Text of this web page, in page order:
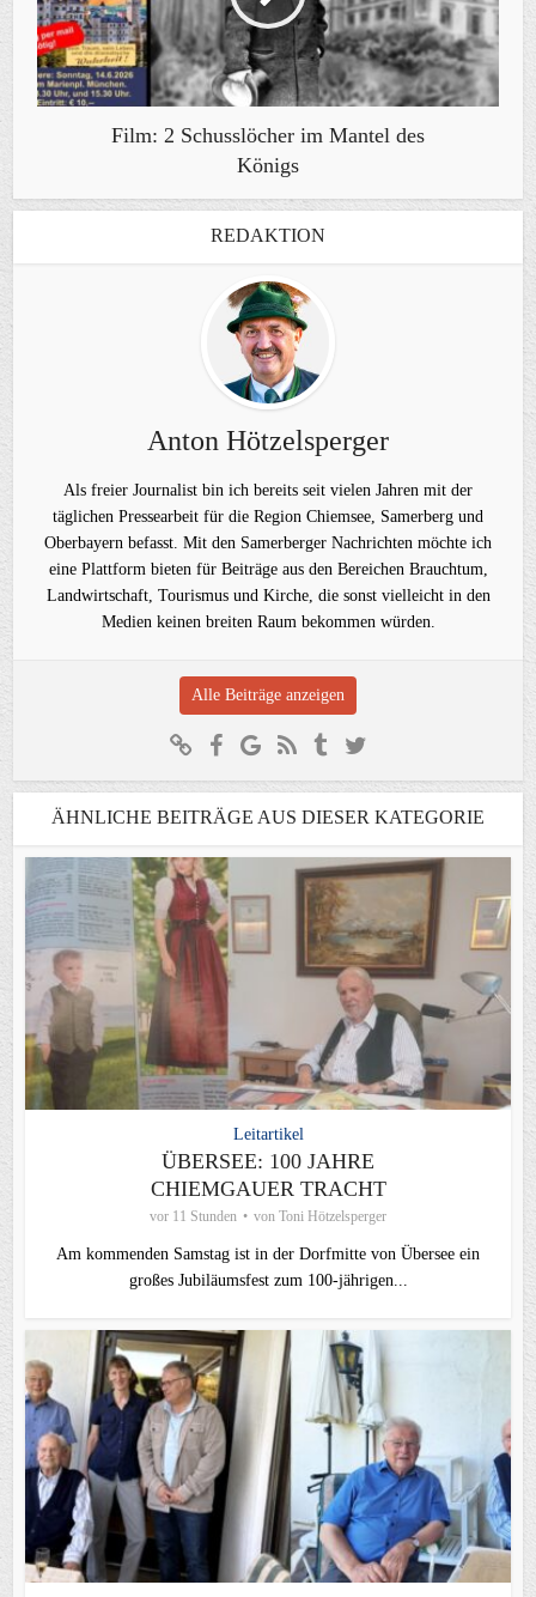
Film: 2 Schusslöcher im Mantel des
Königs
REDAKTION
Anton Hötzelsperger
Als freier Journalist bin ich bereits seit vielen Jahren mit der
täglichen Pressearbeit für die Region Chiemsee, Samerberg und
Oberbayern befasst. Mit den Samerberger Nachrichten möchte ich
eine Plattform bieten für Beiträge aus den Bereichen Brauchtum,
Landwirtschaft, Tourismus und Kirche, die sonst vielleicht in den
Medien keinen breiten Raum bekommen würden.
Alle Beiträge anzeigen
ÄHNLICHE BEITRÄGE AUS DIESER KATEGORIE
Leitartikel
ÜBERSEE: 100 JAHRE
CHIEMGAUER TRACHT
vor 11 Stunden von Toni Hötzelsperger
Am kommenden Samstag ist in der Dorfmitte von Übersee ein
großes Jubiläumsfest zum 100-jährigen...